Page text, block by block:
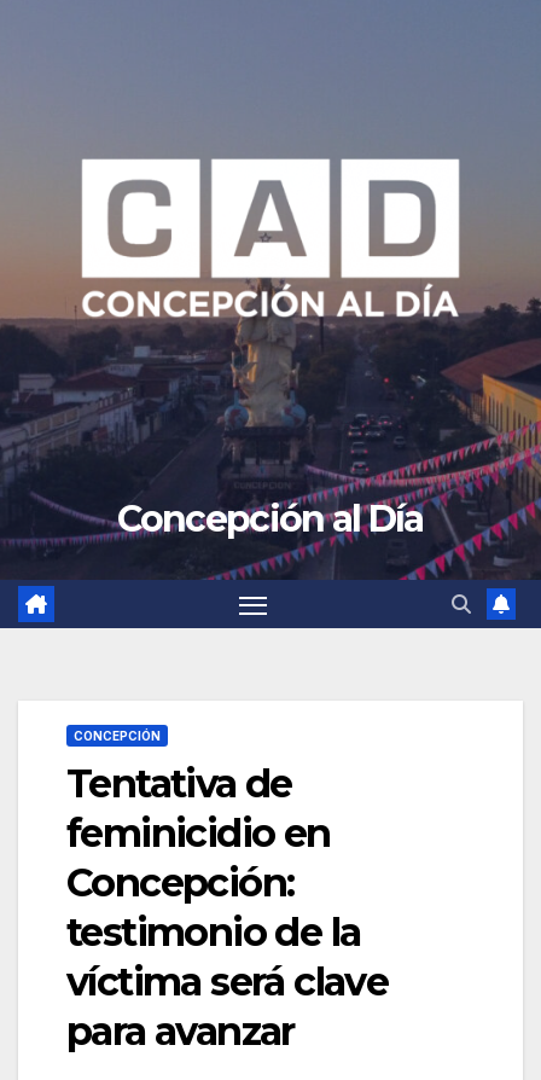
Concepción al Día
CONCEPCIÓN
Tentativa de
feminicidio en
Concepción:
testimonio de la
víctima será clave
para avanzar